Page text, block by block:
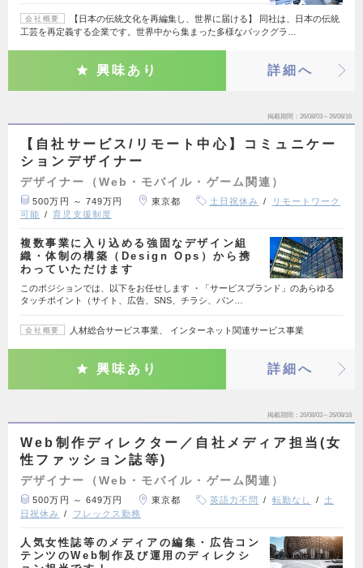
会社概要
【日本の伝統文化を再編集し、世界に届ける】 同社は、日本の伝統
工芸を再定義する企業です。世界中から集まった多様なバックグラ…
興味あり 詳細へ
掲載期間 26/08/03～26/08/16
【自社サービス/リモート中心】コミュニケー
ションデザイナー
デザイナー（Web・モバイル・ゲーム関連）
500万円 ～ 749万円 東京都 土日祝休み
リモートワーク
可能
育児支援制度
複数事業に入り込める強固なデザイン組
織・体制の構築（Design Ops）から携
わっていただけます
このポジションでは、以下をお任せします ・「サービスブランド」のあらゆる
タッチポイント（サイト、広告、SNS、チラシ、パン…
会社概要 人材総合サービス事業、 インターネット関連サービス事業
興味あり 詳細へ
掲載期間 26/08/03～26/08/16
Web制作ディレクター／自社メディア担当(女
性ファッション誌等)
デザイナー（Web・モバイル・ゲーム関連）
500万円 ～ 649万円 東京都 英語力不問 転勤なし
土
日祝休み
フレックス勤務
人気女性誌等のメディアの編集・広告コン
テンツのWeb制作及び運用のディレクシ